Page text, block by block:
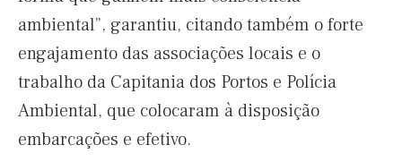
ambiental”, garantiu, citando também o forte
engajamento das associações locais e o
trabalho da Capitania dos Portos e Polícia
Ambiental, que colocaram à disposição
embarcações e efetivo.